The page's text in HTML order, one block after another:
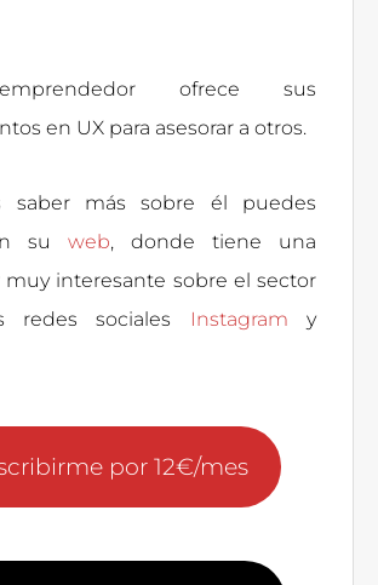
ofrece sus
en UX para asesorar a otros.
saber más sobre él puedes
su web, donde tiene una
interesante sobre el sector
redes sociales
Instagramy
por 12€/mes